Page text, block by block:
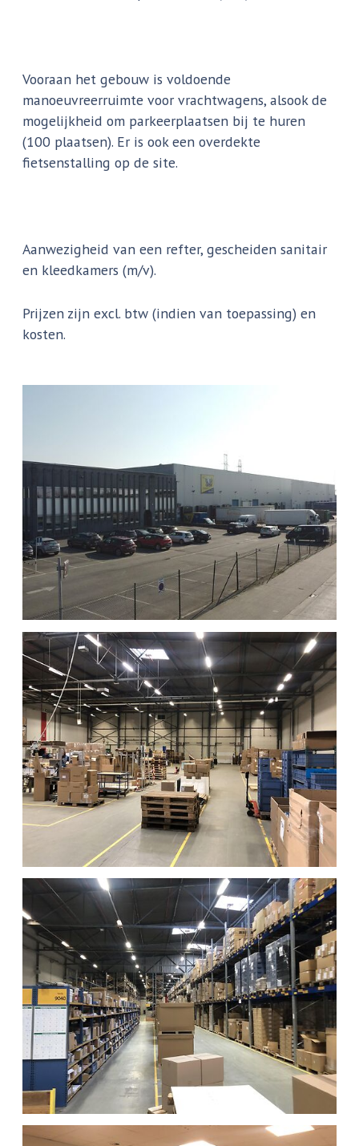
Vooraan het gebouw is voldoende
manoeuvreerruimte voor vrachtwagens, alsook de
mogelijkheid om parkeerplaatsen bij te huren
(100 plaatsen). Er is ook een overdekte
fietsenstalling op de site.
Aanwezigheid van een refter, gescheiden sanitair
en kleedkamers (m/v).
Prijzen zijn excl. btw (indien van toepassing) en
kosten.